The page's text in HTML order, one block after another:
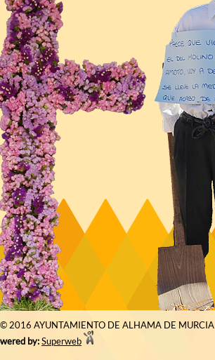
© 2016 AYUNTAMIENTO DE ALHAMA DE MURCIA
by:Superweb